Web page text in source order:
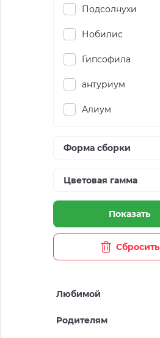
Подсолнухи
Нобилис
Гипсофила
антуриум
Алиум
Форма сборки
Цветовая гамма
Показать
Сбросить
Любимой
Родителям